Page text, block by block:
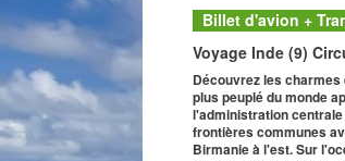
Billet d'avion +
Voyage Inde (9)
Découvrez les
plus peuplé du monde
l'administration
frontières communes
Birmanie à l'est. Sur